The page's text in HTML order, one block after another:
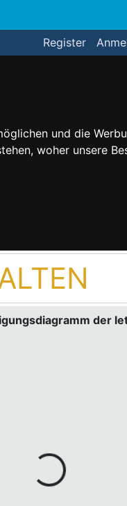
und die
woher unsere
Register
der